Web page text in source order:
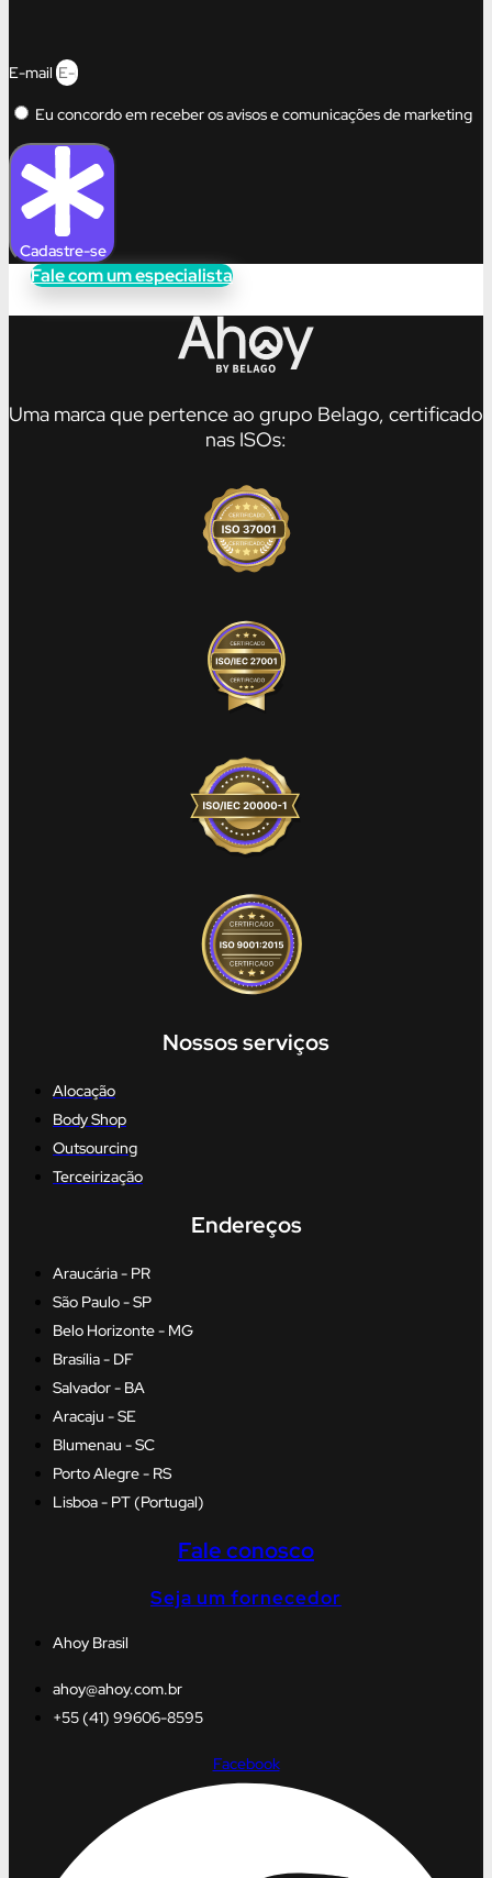
E-mail
Eu concordo em receber os avisos e comunicações de marketing
Cadastre-se
Fale com um especialista
Uma marca que pertence ao grupo Belago, certificado
nas ISOs:
Nossos serviços
Alocação
Body Shop
Outsourcing
Terceirização
Endereços
Araucária - PR
São Paulo - SP
Belo Horizonte - MG
Brasília - DF
Salvador - BA
Aracaju - SE
Blumenau - SC
Porto Alegre - RS
Lisboa - PT (Portugal)
Fale conosco
Seja um fornecedor
Ahoy Brasil
ahoy@ahoy.com.br
+55 (41) 99606-8595
Facebook